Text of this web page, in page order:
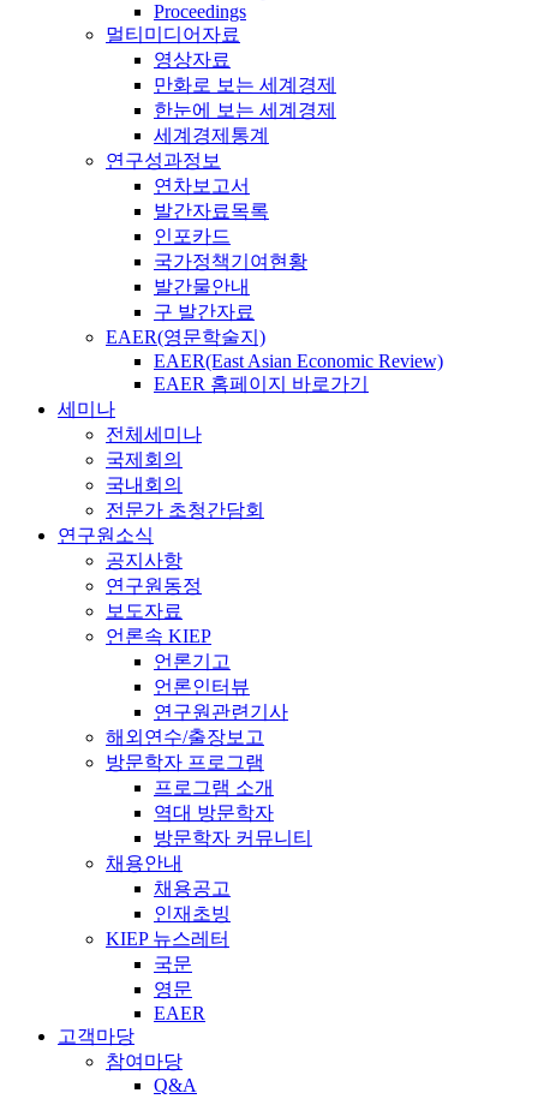
Proceedings
멀티미디어자료
영상자료
만화로 보는 세계경제
한눈에 보는 세계경제
세계경제통계
연구성과정보
연차보고서
발간자료목록
인포카드
국가정책기여현황
발간물안내
구 발간자료
EAER(영문학술지)
EAER(East Asian Economic Review)
EAER 홈페이지 바로가기
세미나
전체세미나
국제회의
국내회의
전문가 초청간담회
연구원소식
공지사항
연구원동정
보도자료
언론속 KIEP
언론기고
언론인터뷰
연구원관련기사
해외연수/출장보고
방문학자 프로그램
프로그램 소개
역대 방문학자
방문학자 커뮤니티
채용안내
채용공고
인재초빙
KIEP 뉴스레터
국문
영문
EAER
고객마당
참여마당
Q&A